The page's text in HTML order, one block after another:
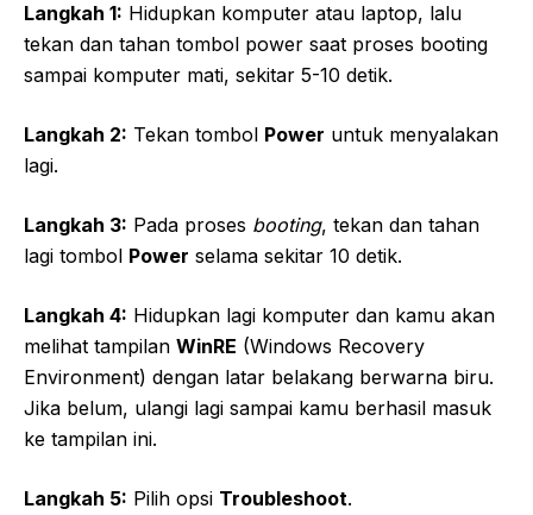
Langkah 1: Hidupkan komputer atau laptop, lalu
tekan dan tahan tombol power saat proses booting
sampai komputer mati, sekitar 5-10 detik.
Langkah 2: Tekan tombol Power untuk menyalakan
lagi.
Langkah 3: Pada proses booting, tekan dan tahan
lagi tombol Power selama sekitar 10 detik.
Langkah 4: Hidupkan lagi komputer dan kamu akan
melihat tampilan WinRE (Windows Recovery
Environment) dengan latar belakang berwarna biru.
Jika belum, ulangi lagi sampai kamu berhasil masuk
ke tampilan ini.
Langkah 5: Pilih opsi Troubleshoot.